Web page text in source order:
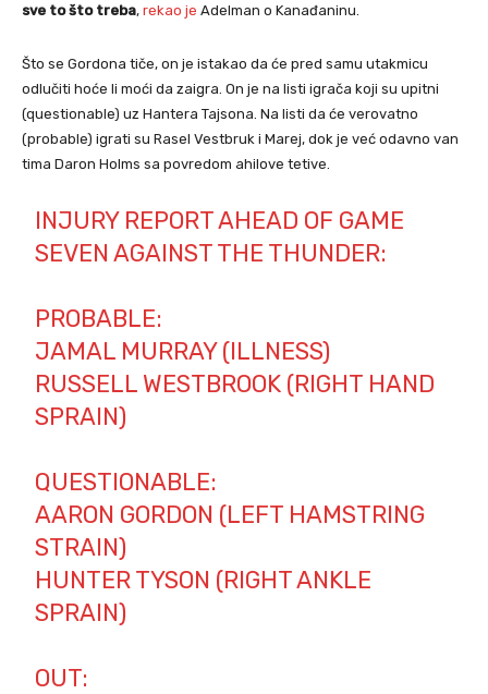
sve to što treba, rekao je Adelman o Kanađaninu.
Što se Gordona tiče, on je istakao da će pred samu utakmicu
odlučiti hoće li moći da zaigra. On je na listi igrača koji su upitni
(questionable) uz Hantera Tajsona. Na listi da će verovatno
(probable) igrati su Rasel Vestbruk i Marej, dok je već odavno van
tima Daron Holms sa povredom ahilove tetive.
INJURY REPORT AHEAD OF GAME
SEVEN AGAINST THE THUNDER:
PROBABLE:
JAMAL MURRAY (ILLNESS)
RUSSELL WESTBROOK (RIGHT HAND
SPRAIN)
QUESTIONABLE:
AARON GORDON (LEFT HAMSTRING
STRAIN)
HUNTER TYSON (RIGHT ANKLE
SPRAIN)
OUT: